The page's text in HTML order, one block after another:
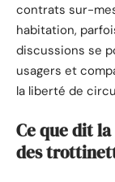
contrats sur-
habitation,
discussions se
usagers et
la liberté de
Ce que dit
des